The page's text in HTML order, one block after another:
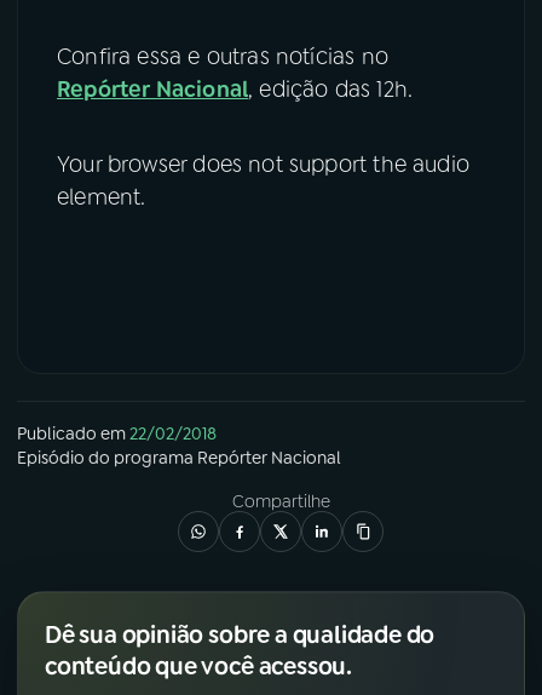
Confira essa e outras notícias no
Repórter Nacional, edição das 12h.
Your browser does not support the audio
element.
Publicado em22/02/2018
Episódio do programa Repórter Nacional
Compartilhe
Dê sua opinião sobre a qualidade do
conteúdo que você acessou.